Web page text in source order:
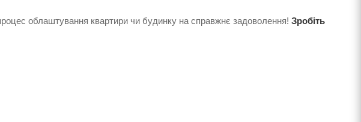
облаштування квартири чи будинку на справжнє задоволення! Зробіть